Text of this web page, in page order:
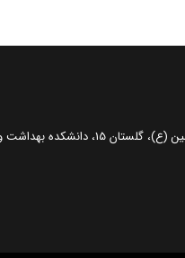
یاسوج، میدان امام حسین (ع)، گلستان 15، دانشکده